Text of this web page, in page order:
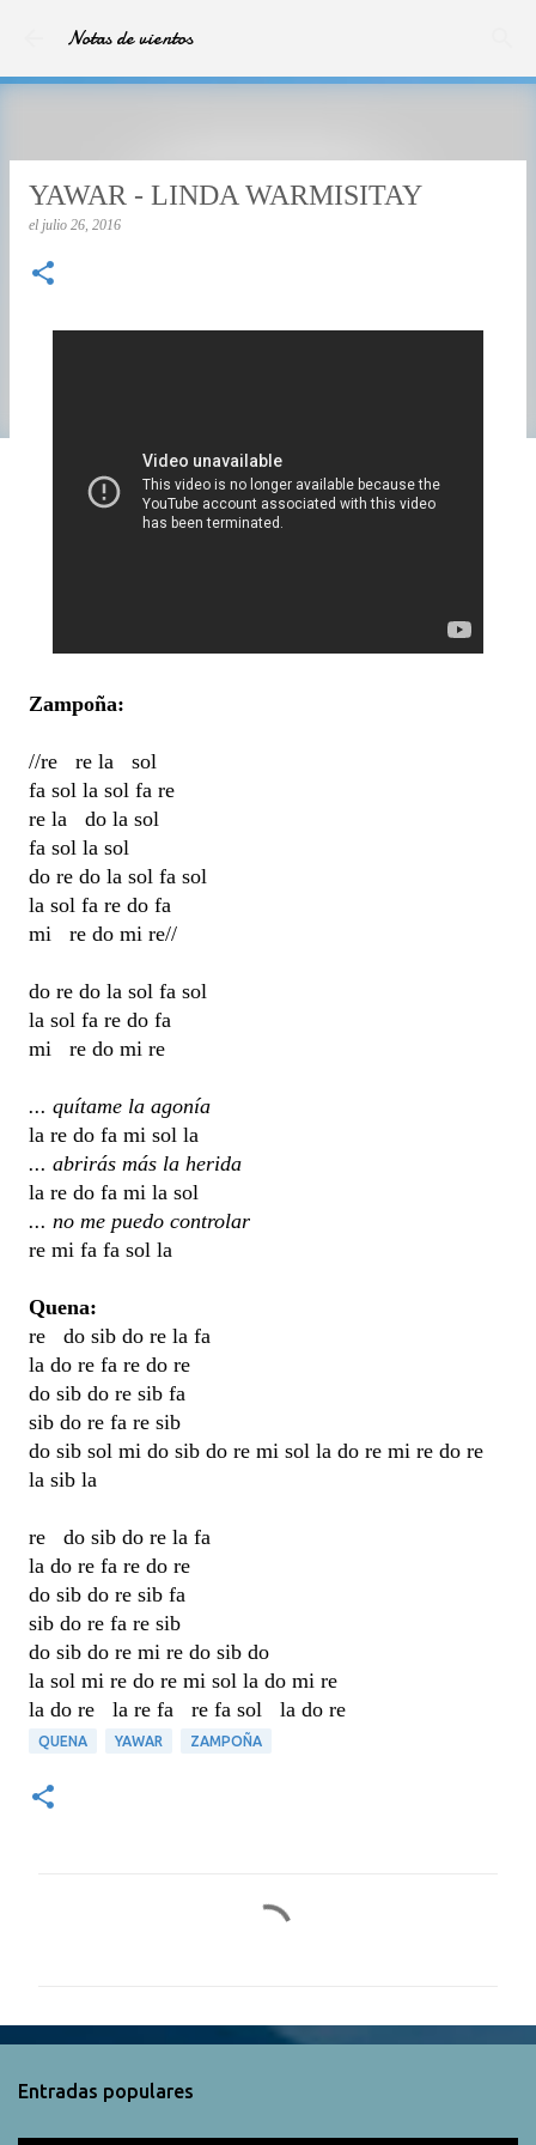
Ir al contenido principal
Notas de vientos
YAWAR - LINDA WARMISITAY
el julio 26, 2016
Zampoña:
//re re la sol
fa sol la sol fa re
re la do la sol
fa sol la sol
do re do la sol fa sol
la sol fa re do fa
mi re do mi re//
do re do la sol fa sol
la sol fa re do fa
mi re do mi re
... quítame la agonía
la re do fa mi sol la
... abrirás más la herida
la re do fa mi la sol
... no me puedo controlar
re mi fa fa sol la
Quena:
re do sib do re la fa
la do re fa re do re
do sib do re sib fa
sib do re fa re sib
do sib sol mi do sib do re mi sol la do re mi re do re
la sib la
re do sib do re la fa
la do re fa re do re
do sib do re sib fa
sib do re fa re sib
do sib do re mi re do sib do
la sol mi re do re mi sol la do mi re
la do re la re fa re fa sol la do re
QUENA YAWAR ZAMPOÑA
n
t
Entradas populares